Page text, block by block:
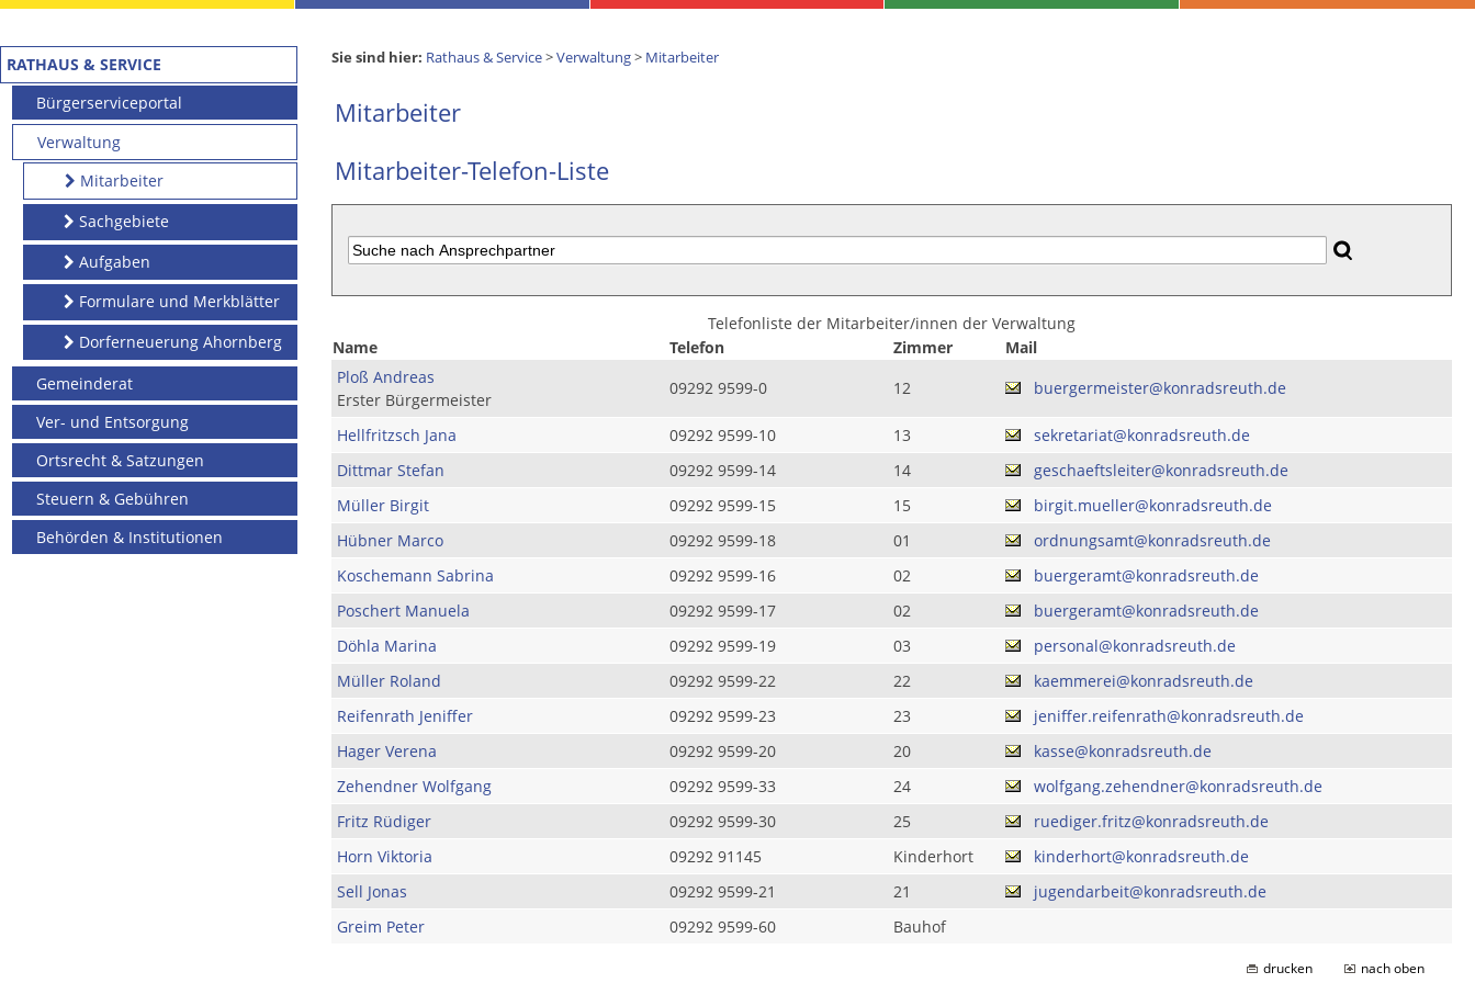
RATHAUS & SERVICE
Bürgerserviceportal
Verwaltung
Mitarbeiter
Sachgebiete
Aufgaben
Formulare und Merkblätter
Dorferneuerung Ahornberg
Gemeinderat
Ver- und Entsorgung
Ortsrecht & Satzungen
Steuern & Gebühren
Behörden & Institutionen
Sie sind hier: Rathaus & Service>Verwaltung> Mitarbeiter
Mitarbeiter
Mitarbeiter-Telefon-Liste
Telefonliste der Mitarbeiter/innen der Verwaltung
Name
Telefon Zimmer
Mail
Ploß Andreas
Erster Bürgermeister
09292 9599-0 12 buergermeister@konradsreuth.de
Hellfritzsch Jana 09292 9599-10 13
sekretariat@konradsreuth.de
Dittmar Stefan
09292 9599-14 14
geschaeftsleiter@konradsreuth.de
Müller Birgit
09292 9599-15 15
birgit.mueller@konradsreuth.de
Hübner Marco
09292 9599-18 01
ordnungsamt@konradsreuth.de
Koschemann Sabrina
09292 9599-16 02
buergeramt@konradsreuth.de
Poschert Manuela
09292 9599-17 02
buergeramt@konradsreuth.de
Döhla Marina
09292 9599-19 03
personal@konradsreuth.de
Müller Roland
09292 9599-22 22
kaemmerei@konradsreuth.de
Reifenrath Jeniffer
09292 9599-23 23
jeniffer.reifenrath@konradsreuth.de
Hager Verena
09292 9599-20 20
kasse@konradsreuth.de
Zehendner Wolfgang
09292 9599-33 24
wolfgang.zehendner@konradsreuth.de
Fritz Rüdiger
09292 9599-30 25
ruediger.fritz@konradsreuth.de
Horn Viktoria
09292 91145 Kinderhort
kinderhort@konradsreuth.de
Sell Jonas
09292 9599-21 21
jugendarbeit@konradsreuth.de
Greim Peter
09292 9599-60 Bauhof
drucken nach oben